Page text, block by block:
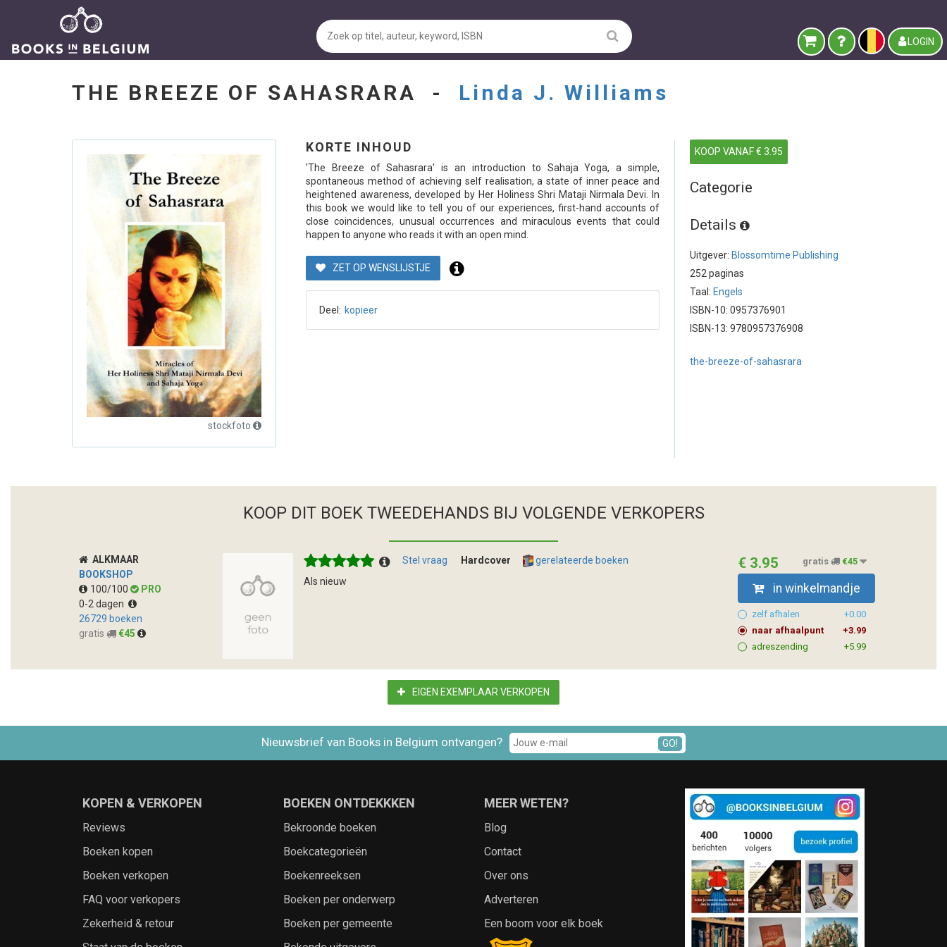
LOGIN
THE BREEZE OF SAHASRARA - Linda J. Williams
stockfoto
KORTE INHOUD
'The Breeze of Sahasrara' is an introduction to Sahaja Yoga, a simple,
spontaneous method of achieving self realisation, a state of inner peace and
heightened awareness, developed by Her Holiness Shri Mataji Nirmala Devi. In
this book we would like to tell you of our experiences, first-hand accounts of
close coincidences, unusual occurrences and miraculous events that could
happen to anyone who reads it with an open mind.
ZET OP WENSLIJSTJE
Deel: kopieer
KOOP VANAF € 3.95
Categorie
Details
Uitgever: Blossomtime Publishing
252 paginas
Taal: Engels
ISBN-10: 0957376901
ISBN-13: 9780957376908
the-breeze-of-sahasrara
KOOP DIT BOEK TWEEDEHANDS BIJ VOLGENDE VERKOPERS
ALKMAAR
BOOKSHOP
100/100
PRO
0-2 dagen
26729 boeken
gratis
€45
Stel vraag Hardcover
gerelateerde boeken
Als nieuw
€ 3.95 gratis €45
in winkelmandje
zelf afhalen
+0.00
naar afhaalpunt
+3.99
adreszending
+5.99
EIGEN EXEMPLAAR VERKOPEN
Nieuwsbrief van Books in Belgium ontvangen? GO!
KOPEN & VERKOPEN
Reviews
Boeken kopen
Boeken verkopen
FAQ voor verkopers
Zekerheid & retour
BOEKEN ONTDEKKKEN
Bekroonde boeken
Boekcategorieën
Boekenreeksen
Boeken per onderwerp
Boeken per gemeente
MEER WETEN?
Blog
Contact
Over ons
Adverteren
Een boom voor elk boek